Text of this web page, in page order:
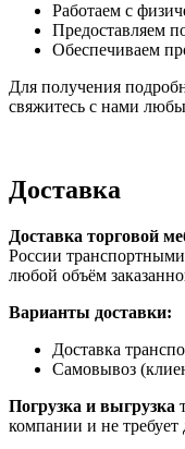
Работаем с
Предоставляем
Обеспечиваем
Для получения
свяжитесь с нами
Доставка
Доставка торговой
России
любой объём
Варианты доставки:
Доставка
Самовывоз
Погрузка и выгрузка
компании и не